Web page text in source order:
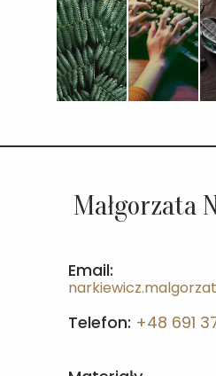
Małgorzata
Email:
Telefon: +48 691